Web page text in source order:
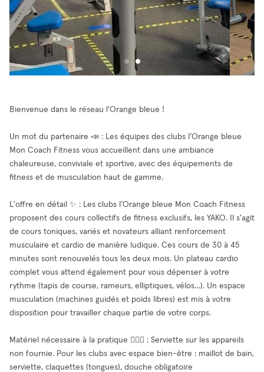
Bienvenue dans le réseau l'Orange bleue !
Un mot du partenaire 📣 : Les équipes des clubs l’Orange bleue
Mon Coach Fitness vous accueillent dans une ambiance
chaleureuse, conviviale et sportive, avec des équipements de
fitness et de musculation haut de gamme.
L'offre en détail ✨ : Les clubs l’Orange bleue Mon Coach Fitness
proposent des cours collectifs de fitness exclusifs, les YAKO. Il s'agit
de cours toniques, variés et novateurs alliant renforcement
musculaire et cardio de manière ludique. Ces cours de 30 à 45
minutes sont renouvelés tous les deux mois. Un plateau cardio
complet vous attend également pour vous dépenser à votre
rythme (tapis de course, rameurs, elliptiques, vélos…). Un espace
musculation (machines guidés et poids libres) est mis à votre
disposition pour travailler chaque partie de votre corps.
Matériel nécessaire à la pratique 🏋🏻‍♀️ : Serviette sur les appareils
non fournie. Pour les clubs avec espace bien-être : maillot de bain,
serviette, claquettes (tongues), douche obligatoire